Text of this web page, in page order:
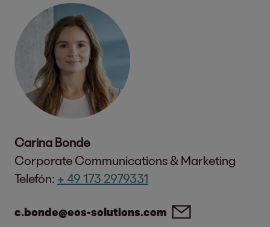
Carina Bonde
Corporate Communications & Marketing
Telefón: + 49 173 2979331
c.bonde@eos-solutions.com